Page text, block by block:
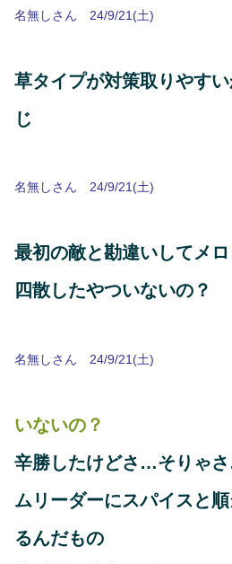
名無しさん 24/9/21(土)
草タイプが対策取りやす
じ
名無しさん 24/9/21(土)
最初の敵と勘違いしてメ
四散したやついないの？
名無しさん 24/9/21(土)
いないの？
辛勝したけどさ…そりゃ
ムリーダーにスパイスと
るんだもの